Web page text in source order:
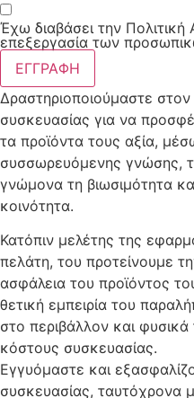
Έχω διαβάσει την
επεξεργασία των
ΕΓΓΡΑΦΗ
Δραστηριοποιούμαστε
συσκευασίας για να
τα προϊόντα τους αξία,
συσσωρευόμενης γνώσης,
γνώμονα τη βιωσιμότητα
κοινότητα.
Κατόπιν μελέτης της
πελάτη, του προτείνουμε
ασφάλεια του προϊόντος
θετική εμπειρία του
στο περιβάλλον και
κόστους συσκευασίας.
Εγγυόμαστε και
συσκευασίας, ταυτόχρονα